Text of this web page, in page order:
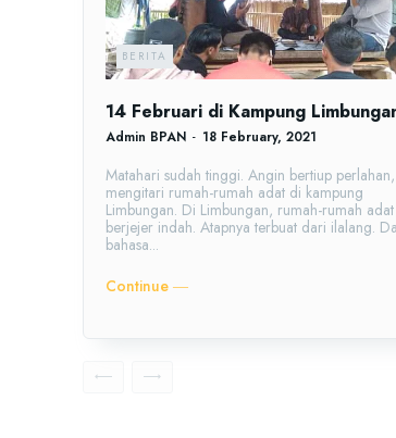
BERITA
14 Februari di Kampung
Admin BPAN - 18 February, 2021
Matahari sudah tinggi. Angin bertiup perlahan,
mengitari rumah-rumah adat di kampung
Limbungan. Di Limbungan, rumah-rumah adat
berjejer indah. Atapnya terbuat dari ilalang.
bahasa...
Continue ―